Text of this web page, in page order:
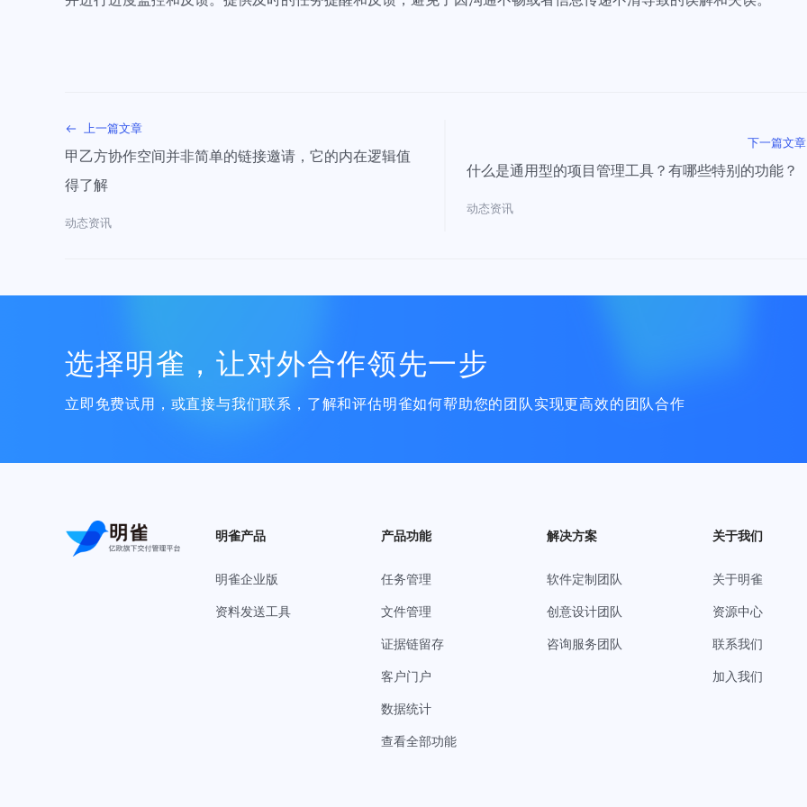
上一篇文章
甲乙方协作空间并非简单的链接邀请，它的内在逻辑值
得了解
动态资讯
下一篇文章
什么是通用型的项目管理工具？有哪些特别的功能？
动态资讯
选择明雀，让对外合作领先一步
立即免费试用，或直接与我们联系，了解和评估明雀如何帮助您的团队实现更高效的团队合作
明雀产品
明雀企业版
资料发送工具
产品功能
任务管理
文件管理
证据链留存
客户门户
数据统计
查看全部功能
解决方案
软件定制团队
创意设计团队
咨询服务团队
关于我们
关于明雀
资源中心
联系我们
加入我们